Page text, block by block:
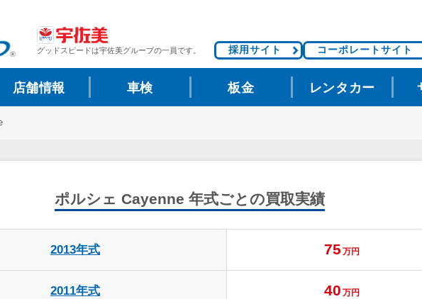
グッドスピードは宇佐美グループの一員です。 採用サイト コーポレートサイト
店舗情報 車検 板金 レンタカー
ポルシェ Cayenne 年式ごとの買取実績
2013年式 75 万円
2011年式 40 万円